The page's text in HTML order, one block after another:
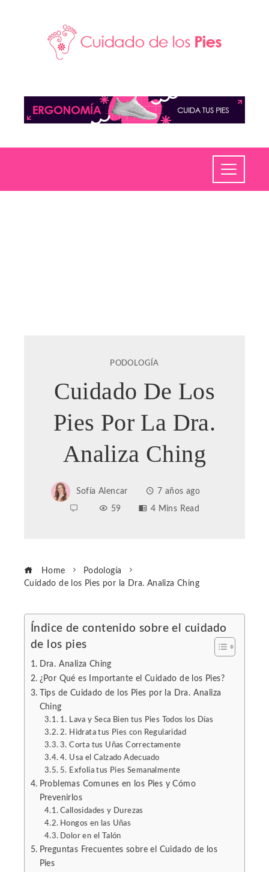
PODOLOGÍA
Cuidado De Los
Pies Por La Dra.
Analiza Ching
Sofía Alencar
7 años ago
59
4 Mins Read
Home
Podología
Cuidado de los Pies por la Dra. Analiza Ching
Índice de contenido sobre el cuidado
de los pies
Dra. Analiza Ching
¿Por Qué es Importante el Cuidado de los Pies?
Tips de Cuidado de los Pies por la Dra. Analiza
Ching
1. Lava y Seca Bien tus Pies Todos los Días
2. Hidrata tus Pies con Regularidad
3. Corta tus Uñas Correctamente
4. Usa el Calzado Adecuado
5. Exfolia tus Pies Semanalmente
Problemas Comunes en los Pies y Cómo
Prevenirlos
Callosidades y Durezas
Hongos en las Uñas
Dolor en el Talón
Preguntas Frecuentes sobre el Cuidado de los
Pies